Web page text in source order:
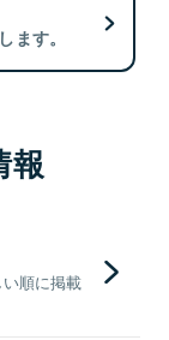
ます。
報
順に掲載